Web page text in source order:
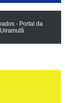
- Portal da